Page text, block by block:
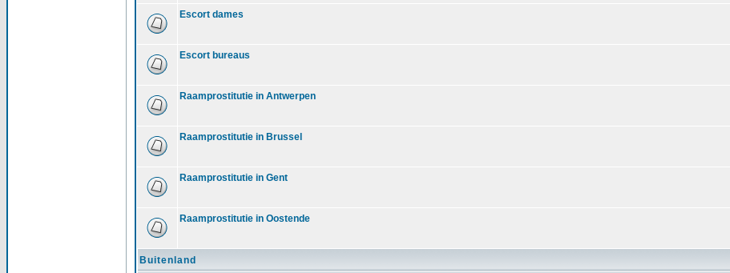
Escort dames
Escort bureaus
Raamprostitutie in Antwerpen
Raamprostitutie in Brussel
Raamprostitutie in Gent
Raamprostitutie in Oostende
Buitenland